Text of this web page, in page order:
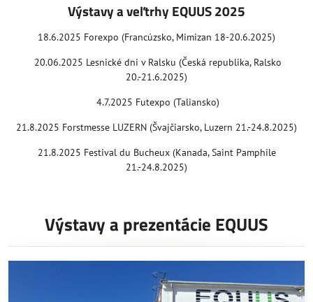
Výstavy a veľtrhy EQUUS 2025
18.6.2025 Forexpo (Francúzsko, Mimizan 18-20.6.2025)
20.06.2025 Lesnické dni v Ralsku (Česká republika, Ralsko
20.-21.6.2025)
4.7.2025 Futexpo (Taliansko)
21.8.2025 Forstmesse LUZERN (Švajčiarsko, Luzern 21.-24.8.2025)
21.8.2025 Festival du Bucheux (Kanada, Saint Pamphile
21.-24.8.2025)
Výstavy a prezentácie EQUUS